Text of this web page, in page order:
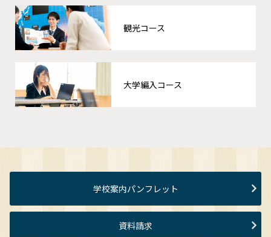
観光コース
大学編入コース
学校案内パンフレット
資料請求